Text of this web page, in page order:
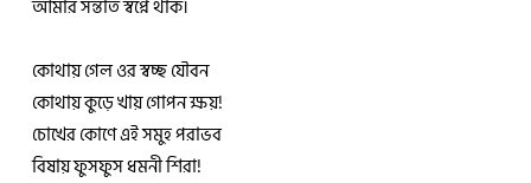
আমার সন্ততি স্বপ্নে থাক।
কোথায় গেল ওর স্বচ্ছ যৌবন
কোথায় কুড়ে খায় গোপন ক্ষয়!
চোখের কোণে এই সমুহ পরাভব
বিষায় ফুসফুস ধমনী শিরা!